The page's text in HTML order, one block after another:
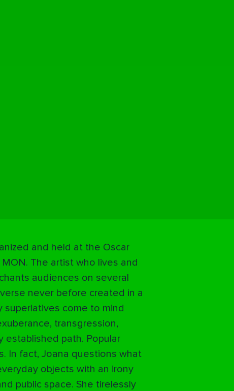
and held at the Oscar
The artist who lives and
audiences on several
never before created in a
superlatives come to mind
transgression,
established path. Popular
In fact, Joana questions what
objects with an irony
public space. She tirelessly